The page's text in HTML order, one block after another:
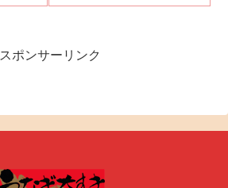
スポンサーリンク